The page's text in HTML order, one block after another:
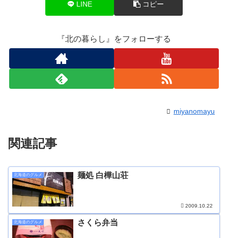
LINE コピー
『北の暮らし』をフォローする
miyanomayu
関連記事
北海道のグルメ 麺処 白樺山荘
2009.10.22
北海道のグルメ さくら弁当